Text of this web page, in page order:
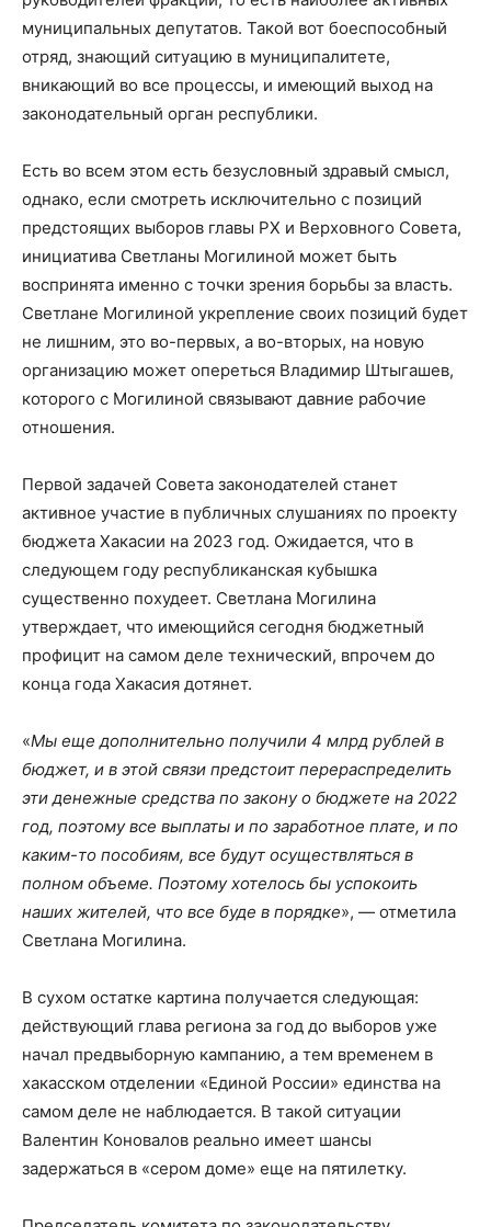
муниципальных депутатов. Такой вот боеспособный
отряд, знающий ситуацию в муниципалитете,
вникающий во все процессы, и имеющий выход на
законодательный орган республики.
Есть во всем этом есть безусловный здравый смысл,
однако, если смотреть исключительно с позиций
предстоящих выборов главы РХ и Верховного Совета,
инициатива Светланы Могилиной может быть
воспринята именно с точки зрения борьбы за власть.
Светлане Могилиной укрепление своих позиций будет
не лишним, это во-первых, а во-вторых, на новую
организацию может опереться Владимир Штыгашев,
которого с Могилиной связывают давние рабочие
отношения.
Первой задачей Совета законодателей станет
активное участие в публичных слушаниях по проекту
бюджета Хакасии на 2023 год. Ожидается, что в
следующем году республиканская кубышка
существенно похудеет. Светлана Могилина
утверждает, что имеющийся сегодня бюджетный
профицит на самом деле технический, впрочем до
конца года Хакасия дотянет.
«Мы еще дополнительно получили 4 млрд рублей в
бюджет, и в этой связи предстоит перераспределить
эти денежные средства по закону о бюджете на 2022
год, поэтому все выплаты и по заработное плате, и по
каким-то пособиям, все будут осуществляться в
полном объеме. Поэтому хотелось бы успокоить
наших жителей, что все буде в порядке», — отметила
Светлана Могилина.
В сухом остатке картина получается следующая:
действующий глава региона за год до выборов уже
начал предвыборную кампанию, а тем временем в
хакасском отделении «Единой России» единства на
самом деле не наблюдается. В такой ситуации
Валентин Коновалов реально имеет шансы
задержаться в «сером доме» еще на пятилетку.